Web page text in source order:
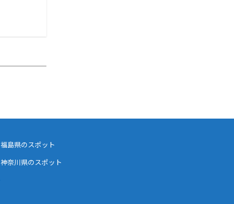
福島県のスポット
神奈川県のスポット